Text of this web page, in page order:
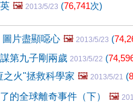
🖼️ 2013/5/23 (76,741次)
片盡顯噁心 🖼️ 2013/5/23 (
第九子剛兩歲 2013/5/22 (
之火"拯救科學家 🖼️ 2013/5/21 (
的全球離奇事件（下）
🖼️